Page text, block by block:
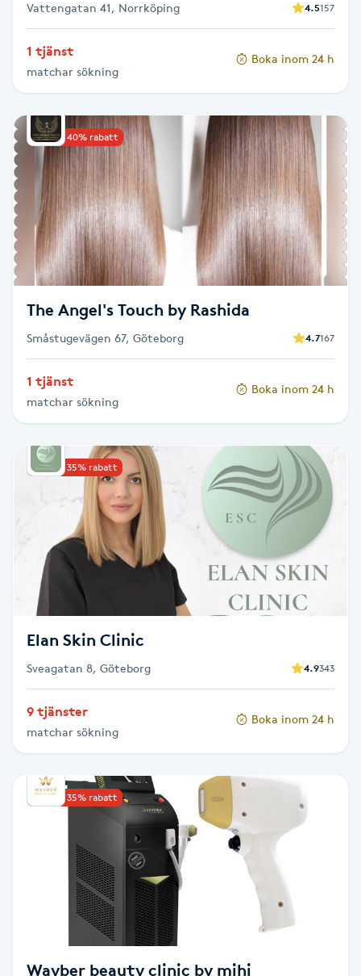
Sklerosering
Skoinlägg
Skägg
Skäggfärgning
Skäggklippning
Skönhet
Slingor
Spa manikyr & pedikyr
Spa-pedikyr
Spraytan
Sugaring
Svensk massage
Svettbehandling
Vattengatan 41, Norrköping 4.5157
1 tjänst
matchar sökning
Boka inom 24 h
Upp till 40% rabatt
The Angel's Touch by Rashida
Småstugevägen 67, Göteborg 4.7167
1 tjänst
matchar sökning
Boka inom 24 h
Upp till 35% rabatt
Elan Skin Clinic
Sveagatan 8, Göteborg 4.9343
9 tjänster
matchar sökning
Boka inom 24 h
Upp till 35% rabatt
Wayber beauty clinic by mihi